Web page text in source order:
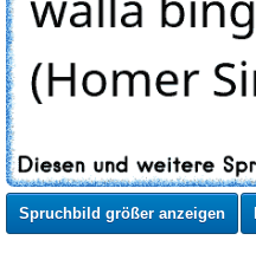
Spruchbild größer anzeigen